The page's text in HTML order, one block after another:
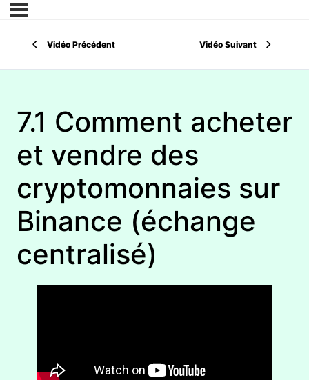
Vidéo Précédent Vidéo Suivant
7.1 Comment acheter
et vendre des
cryptomonnaies sur
Binance (échange
centralisé)